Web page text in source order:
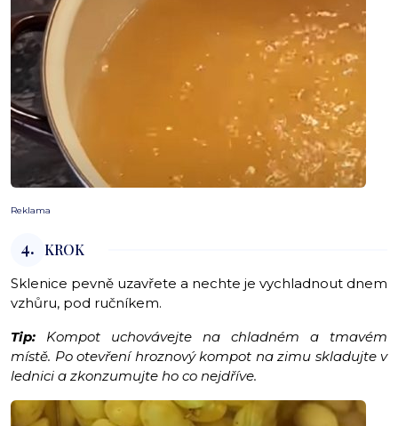
Reklama
4. KROK
Sklenice pevně uzavřete a nechte je vychladnout dnem
vzhůru, pod ručníkem.
Tip: Kompot uchovávejte na chladném a tmavém
místě. Po otevření hroznový kompot na zimu skladujte v
lednici a zkonzumujte ho co nejdříve.